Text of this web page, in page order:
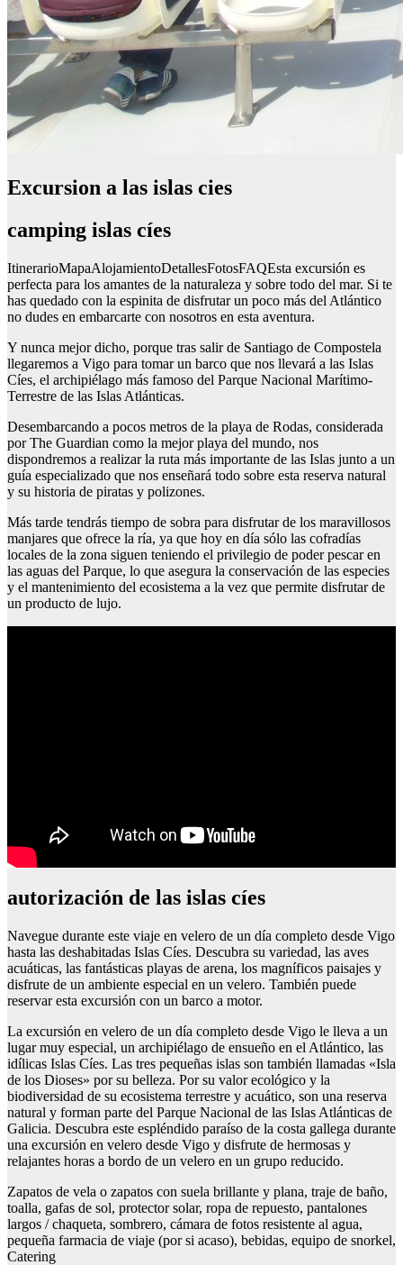
Excursion a las islas cies
camping islas cíes
ItinerarioMapaAlojamientoDetallesFotosFAQEsta excursión es
perfecta para los amantes de la naturaleza y sobre todo del mar. Si te
has quedado con la espinita de disfrutar un poco más del Atlántico
no dudes en embarcarte con nosotros en esta aventura.
Y nunca mejor dicho, porque tras salir de Santiago de Compostela
llegaremos a Vigo para tomar un barco que nos llevará a las Islas
Cíes, el archipiélago más famoso del Parque Nacional Marítimo-
Terrestre de las Islas Atlánticas.
Desembarcando a pocos metros de la playa de Rodas, considerada
por The Guardian como la mejor playa del mundo, nos
dispondremos a realizar la ruta más importante de las Islas junto a un
guía especializado que nos enseñará todo sobre esta reserva natural
y su historia de piratas y polizones.
Más tarde tendrás tiempo de sobra para disfrutar de los maravillosos
manjares que ofrece la ría, ya que hoy en día sólo las cofradías
locales de la zona siguen teniendo el privilegio de poder pescar en
las aguas del Parque, lo que asegura la conservación de las especies
y el mantenimiento del ecosistema a la vez que permite disfrutar de
un producto de lujo.
autorización de las islas cíes
Navegue durante este viaje en velero de un día completo desde Vigo
hasta las deshabitadas Islas Cíes. Descubra su variedad, las aves
acuáticas, las fantásticas playas de arena, los magníficos paisajes y
disfrute de un ambiente especial en un velero. También puede
reservar esta excursión con un barco a motor.
La excursión en velero de un día completo desde Vigo le lleva a un
lugar muy especial, un archipiélago de ensueño en el Atlántico, las
idílicas Islas Cíes. Las tres pequeñas islas son también llamadas «Isla
de los Dioses» por su belleza. Por su valor ecológico y la
biodiversidad de su ecosistema terrestre y acuático, son una reserva
natural y forman parte del Parque Nacional de las Islas Atlánticas de
Galicia. Descubra este espléndido paraíso de la costa gallega durante
una excursión en velero desde Vigo y disfrute de hermosas y
relajantes horas a bordo de un velero en un grupo reducido.
Zapatos de vela o zapatos con suela brillante y plana, traje de baño,
toalla, gafas de sol, protector solar, ropa de repuesto, pantalones
largos / chaqueta, sombrero, cámara de fotos resistente al agua,
pequeña farmacia de viaje (por si acaso), bebidas, equipo de snorkel,
Catering